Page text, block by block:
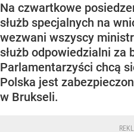
Na czwartkowe
służb specjalnych na
wezwani wszyscy
służb odpowiedzialni za
Parlamentarzyści chcą
Polska jest
w Brukseli.